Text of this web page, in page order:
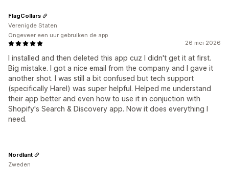
26 mei 2026
I installed and then deleted this app cuz I didn't get it at first.
Big mistake. I got a nice email from the company and I gave it
another shot. I was still a bit confused but tech support
(specifically Harel) was super helpful. Helped me understand
their app better and even how to use it in conjuction with
Shopify's Search & Discovery app. Now it does everything I
need.
FlagCollars
Verenigde Staten
Ongeveer een uur gebruiken de app
Nordlant
Zweden